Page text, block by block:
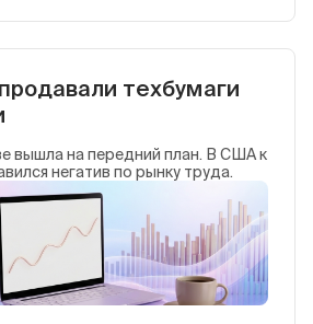
техбумаги
вышла на передний план. В США к
негатив по рынку труда.